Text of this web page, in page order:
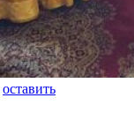
оставить